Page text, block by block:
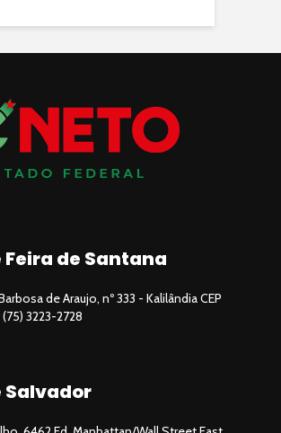
de Santana
de Araujo, nº 333 - Kalilândia CEP
3223-2728
Salvador